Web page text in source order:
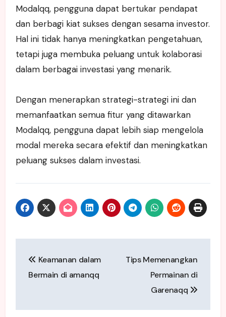
Modalqq, pengguna dapat bertukar pendapat
dan berbagi kiat sukses dengan sesama investor.
Hal ini tidak hanya meningkatkan pengetahuan,
tetapi juga membuka peluang untuk kolaborasi
dalam berbagai investasi yang menarik.
Dengan menerapkan strategi-strategi ini dan
memanfaatkan semua fitur yang ditawarkan
Modalqq, pengguna dapat lebih siap mengelola
modal mereka secara efektif dan meningkatkan
peluang sukses dalam investasi.
navigation
Keamanan dalam
Bermain di amanqq
Tips Memenangkan
Permainan di
Garenaqq